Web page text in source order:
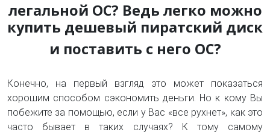
легальной ОС? Ведь легко можно
купить дешевый пиратский диск
и поставить с него ОС?
Конечно, на первый взгляд это может показаться
хорошим способом сэкономить деньги. Но к кому Вы
побежите за помощью, если у Вас «все рухнет», как это
часто бывает в таких случаях? К тому самому